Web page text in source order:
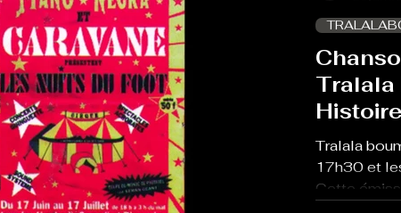
Tralala
Tralala
17h30 et
Cette